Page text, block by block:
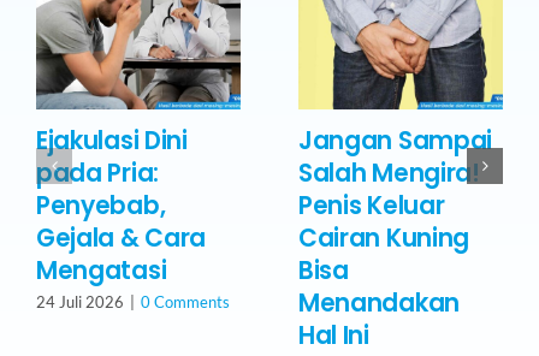
Ejakulasi Dini
pada Pria:
Penyebab,
Gejala & Cara
Mengatasi
24 Juli 2026 0 Comments
Jangan Sampai
Salah Mengira!
Penis Keluar
Cairan Kuning
Bisa
Menandakan
Hal Ini